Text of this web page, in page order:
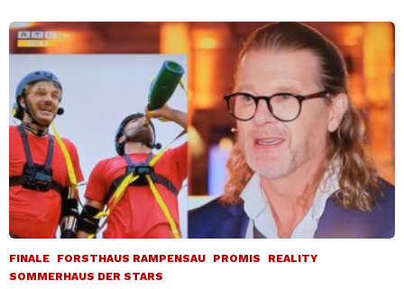
FINALE FORSTHAUS RAMPENSAU PROMIS
REALITY
SOMMERHAUS DER STARS